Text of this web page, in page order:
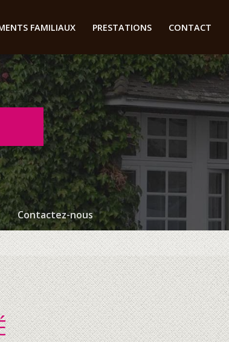
FAMILIAUX PRESTATIONS CONTACT
Contactez-nous